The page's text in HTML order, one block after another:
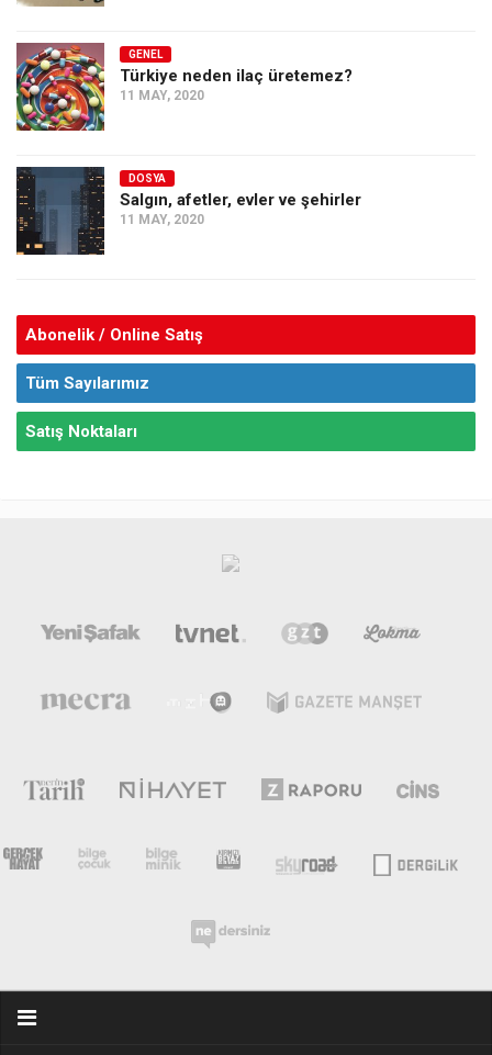
GENEL
Türkiye neden ilaç üretemez?
11 MAY, 2020
DOSYA
Salgın, afetler, evler ve şehirler
11 MAY, 2020
Abonelik / Online Satış
Tüm Sayılarımız
Satış Noktaları